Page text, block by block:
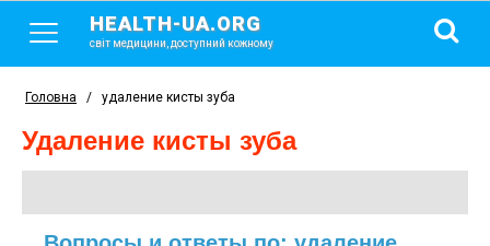
HEALTH-UA.ORG
світ медицини, доступний кожному
Головна / удаление кисты зуба
удаление кисты зуба